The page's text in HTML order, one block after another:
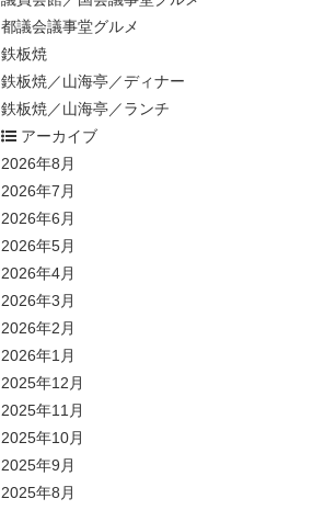
都議会議事堂グルメ
鉄板焼
鉄板焼／山海亭／ディナー
鉄板焼／山海亭／ランチ
アーカイブ
2026年8月
2026年7月
2026年6月
2026年5月
2026年4月
2026年3月
2026年2月
2026年1月
2025年12月
2025年11月
2025年10月
2025年9月
2025年8月